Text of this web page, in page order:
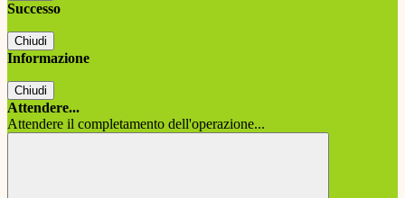
Successo
Chiudi
Informazione
Chiudi
Attendere...
Attendere il completamento dell'operazione...